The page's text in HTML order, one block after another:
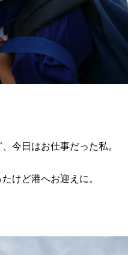
今日はお仕事だった私。
けど港へお迎えに。